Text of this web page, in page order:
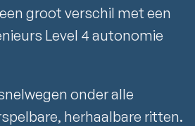
groot verschil met een
Level 4 autonomie
onder alle
herhaalbare ritten.